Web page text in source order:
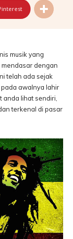
musik yang
dengan
telah ada sejak
awalnya lahir
anda lihat sendiri,
terkenal di pasar